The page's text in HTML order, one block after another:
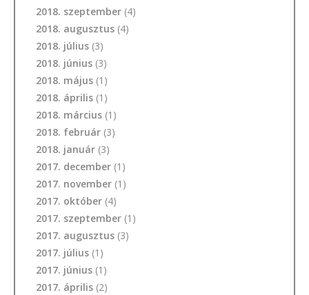
2018. szeptember (4)
2018. augusztus (4)
2018. július (3)
2018. június (3)
2018. május (1)
2018. április (1)
2018. március (1)
2018. február (3)
2018. január (3)
2017. december (1)
2017. november (1)
2017. október (4)
2017. szeptember (1)
2017. augusztus (3)
2017. július (1)
2017. június (1)
2017. április (2)